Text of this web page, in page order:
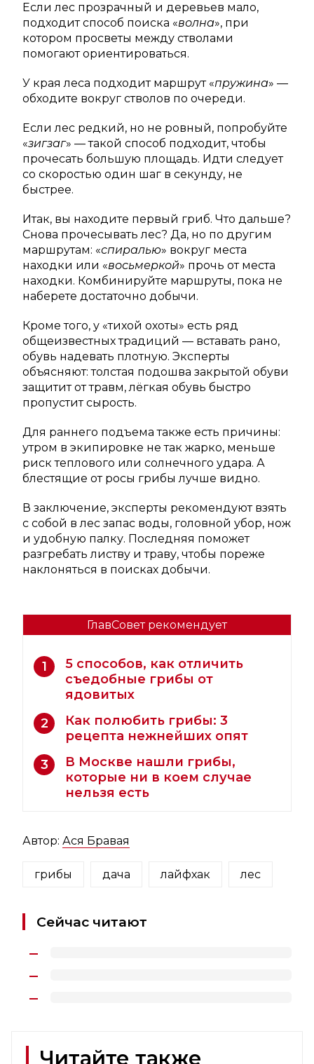
Если лес прозрачный и деревьев мало,
подходит способ поиска «волна», при
котором просветы между стволами
помогают ориентироваться.
У края леса подходит маршрут «пружина» —
обходите вокруг стволов по очереди.
Если лес редкий, но не ровный, попробуйте
«зигзаг» — такой способ подходит, чтобы
прочесать большую площадь. Идти следует
со скоростью один шаг в секунду, не
быстрее.
Итак, вы находите первый гриб. Что дальше?
Снова прочесывать лес? Да, но по другим
маршрутам: «спиралью» вокруг места
находки или «восьмеркой» прочь от места
находки. Комбинируйте маршруты, пока не
наберете достаточно добычи.
Кроме того, у «тихой охоты» есть ряд
общеизвестных традиций — вставать рано,
обувь надевать плотную. Эксперты
объясняют: толстая подошва закрытой обуви
защитит от травм, лёгкая обувь быстро
пропустит сырость.
Для раннего подъема также есть причины:
утром в экипировке не так жарко, меньше
риск теплового или солнечного удара. А
блестящие от росы грибы лучше видно.
В заключение, эксперты рекомендуют взять
с собой в лес запас воды, головной убор, нож
и удобную палку. Последняя поможет
разгребать листву и траву, чтобы пореже
наклоняться в поисках добычи.
ГлавСовет рекомендует
1
5 способов, как отличить
съедобные грибы от
ядовитых
2
Как полюбить грибы: 3
рецепта нежнейших опят
3
В Москве нашли грибы,
которые ни в коем случае
нельзя есть
Автор: Ася Бравая
грибы дача лайфхак лес
Сейчас читают
Читайте также